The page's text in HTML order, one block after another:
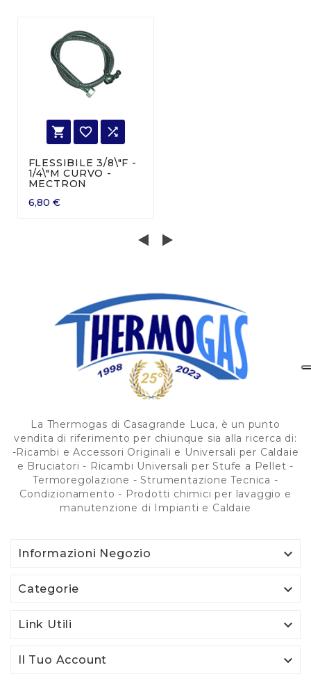
  
FLESSIBILE 3/8\"F -
1/4\"M CURVO -
MECTRON
6,80 €
La Thermogas di Casagrande Luca, è un punto
vendita di riferimento per chiunque sia alla ricerca di:
-Ricambi e Accessori Originali e Universali per Caldaie
e Bruciatori - Ricambi Universali per Stufe a Pellet -
Termoregolazione - Strumentazione Tecnica -
Condizionamento - Prodotti chimici per lavaggio e
manutenzione di Impianti e Caldaie
Informazioni Negozio 
Categorie 
Link Utili 
Il Tuo Account 